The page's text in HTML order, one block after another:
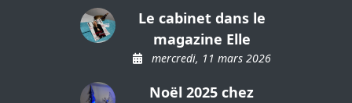
Le cabinet dans le
magazine Elle
mercredi, 11 mars 2026
Noël 2025 chez